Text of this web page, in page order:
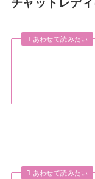
チャットレデ
あわせて読みたい
あわせて読みたい